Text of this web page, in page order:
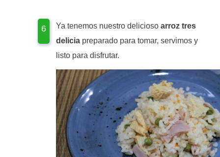
Ya tenemos nuestro delicioso arroz tres
delicia preparado para tomar, servimos y
listo para disfrutar.